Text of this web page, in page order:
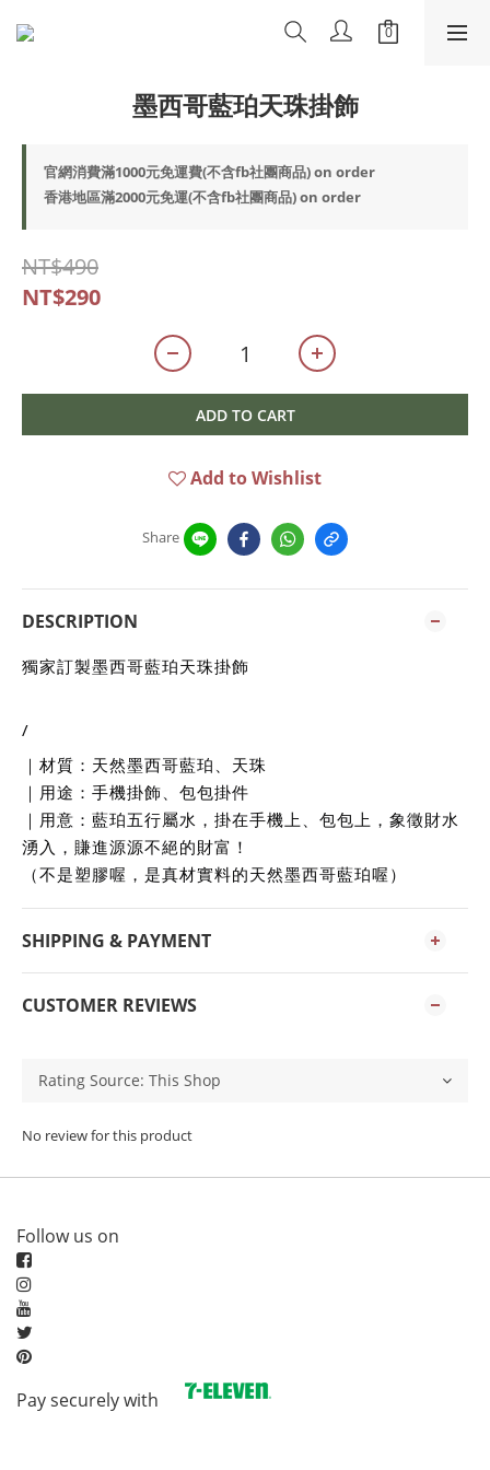
墨西哥藍珀天珠掛飾
官網消費滿1000元免運費(不含fb社團商品) on order
香港地區滿2000元免運(不含fb社團商品) on order
NT$490
NT$290
ADD TO CART
Add to Wishlist
Share
DESCRIPTION
獨家訂製墨西哥藍珀天珠掛飾
/
｜材質：天然墨西哥藍珀、天珠
｜用途：手機掛飾、包包掛件
｜用意：藍珀五行屬水，掛在手機上、包包上，象徵財水
湧入，賺進源源不絕的財富！
（不是塑膠喔，是真材實料的天然墨西哥藍珀喔）
SHIPPING & PAYMENT
CUSTOMER REVIEWS
No review for this product
Follow us on
Pay securely with